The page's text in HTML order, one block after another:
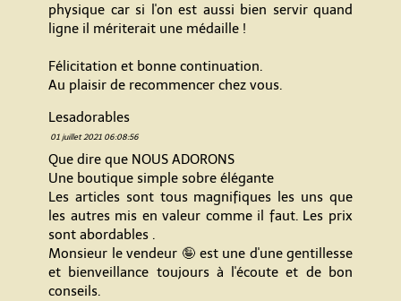
physique car si l'on est aussi bien servir quand
ligne il mériterait une médaille !
Félicitation et bonne continuation.
Au plaisir de recommencer chez vous.
Lesadorables
01 juillet 2021 06:08:56
Que dire que NOUS ADORONS
Une boutique simple sobre élégante
Les articles sont tous magnifiques les uns que
les autres mis en valeur comme il faut. Les prix
sont abordables .
Monsieur le vendeur 🤪 est une d'une gentillesse
et bienveillance toujours à l'écoute et de bon
conseils.